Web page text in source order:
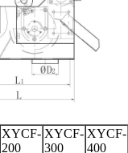
XYCF-
200
XYCF-
300
XYCF-
400